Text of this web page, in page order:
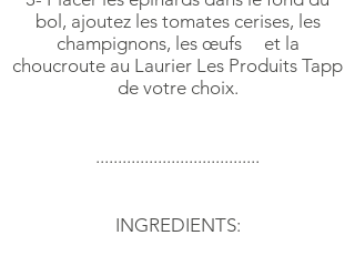
bol, ajoutez les tomates cerises, les
champignons, les œufs et la
choucroute au Laurier Les Produits Tapp
de votre choix.
.....................................
INGREDIENTS: